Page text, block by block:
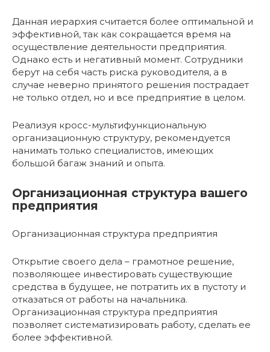
Данная иерархия считается более оптимальной и
эффективной, так как сокращается время на
осуществление деятельности предприятия.
Однако есть и негативный момент. Сотрудники
берут на себя часть риска руководителя, а в
случае неверно принятого решения пострадает
не только отдел, но и все предприятие в целом.
Реализуя кросс-мультифункциональную
организационную структуру, рекомендуется
нанимать только специалистов, имеющих
большой багаж знаний и опыта.
Организационная структура вашего
предприятия
Организационная структура предприятия
Открытие своего дела – грамотное решение,
позволяющее инвестировать существующие
средства в будущее, не потратить их в пустоту и
отказаться от работы на начальника.
Организационная структура предприятия
позволяет систематизировать работу, сделать ее
более эффективной.